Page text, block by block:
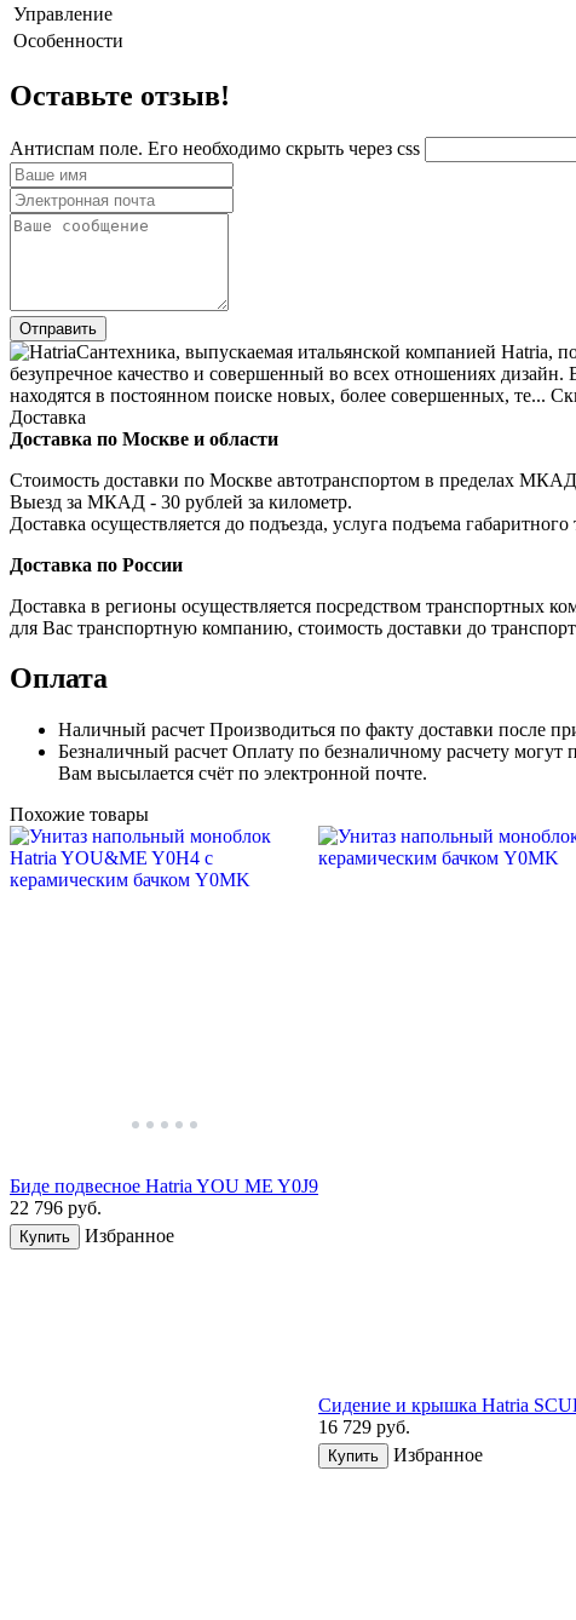
Управление
Особенности
Оставьте отзыв!
Антиспам поле. Его необходимо скрыть через css
Сантехника, выпускаемая итальянской компанией Hatria,
безупречное качество и совершенный во всех отношениях
находятся в постоянном поиске новых, более совершенных, те...
Доставка
Доставка по Москве и области
Стоимость доставки по Москве автотранспортом в пределах
Выезд за МКАД - 30 рублей за километр.
Доставка осуществляется до подъезда, услуга подъема
Доставка по России
Доставка в регионы осуществляется посредством транспортных
для Вас транспортную компанию, стоимость доставки до
Оплата
Наличный расчет Производиться по факту доставки после
Безналичный расчет Оплату по безналичному расчету могут
Вам высылается счёт по электронной почте.
Похожие товары
Биде подвесное Hatria YOU ME Y0J9
22 796 руб.
Купить Избранное
Сидение и крышкa Hatria
16 729 руб.
Купить Избранное